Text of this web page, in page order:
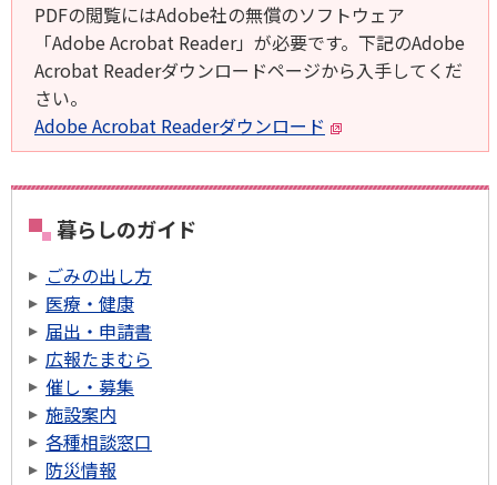
PDFの閲覧にはAdobe社の無償のソフトウェア
「Adobe Acrobat Reader」が必要です。下記のAdobe
Acrobat Readerダウンロードページから入手してくだ
さい。
Adobe Acrobat Readerダウンロード
暮らしのガイド
ごみの出し方
医療・健康
届出・申請書
広報たまむら
催し・募集
施設案内
各種相談窓口
防災情報